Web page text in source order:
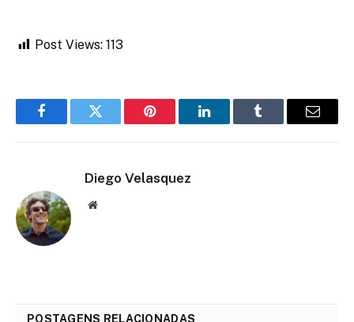
Post Views: 113
FacebookTwitter Pinterest LinkedInTumblr Email
Diego Velasquez
Website
POSTAGENS RELACIONADAS